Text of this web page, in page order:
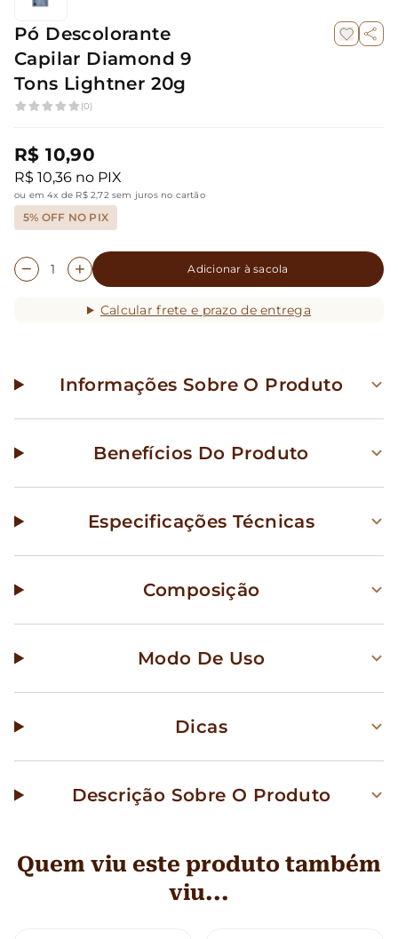
Pó Descolorante
Capilar Diamond 9
Tons Lightner 20g
(0)
R$ 10,90
R$ 10,36 no PIX
ou em 4x de R$ 2,72 sem juros no cartão
5% OFF NO PIX
Adicionar à sacola
Calcular frete e prazo de entrega
Informações Sobre O Produto
Benefícios Do Produto
Especificações Técnicas
Composição
Modo De Uso
Dicas
Descrição Sobre O Produto
Quem viu este produto também
viu...